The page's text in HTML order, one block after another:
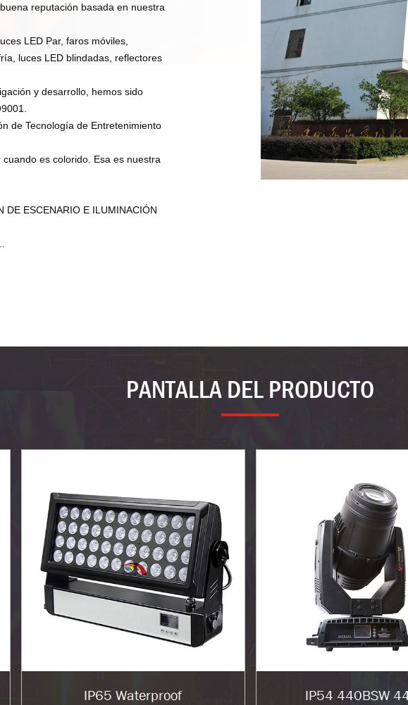
reputación basada en nuestra
LED Par, faros móviles,
luces LED blindadas, reflectores
y desarrollo, hemos sido
de Tecnología de Entretenimiento
es colorido. Esa es nuestra
DE ESCENARIO E ILUMINACIÓN
PANTALLA DEL PRODUCTO
IP65 Waterproof
IP54 440BSW